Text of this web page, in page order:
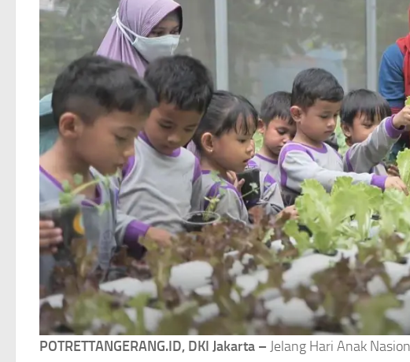
POTRETTANGERANG.ID, DKI Jakarta – Jelang Hari Anak